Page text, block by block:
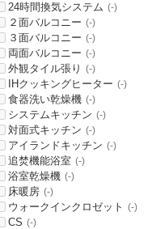
24時間換気システム (-)
２面バルコニー (-)
３面バルコニー (-)
両面バルコニー (-)
外観タイル張り (-)
IHクッキングヒーター (-)
食器洗い乾燥機 (-)
システムキッチン (-)
対面式キッチン (-)
アイランドキッチン (-)
追焚機能浴室 (-)
浴室乾燥機 (-)
床暖房 (-)
ウォークインクロゼット (-)
CS (-)